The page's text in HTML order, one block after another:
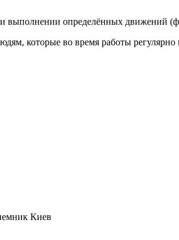
выполнении определённых движений
которые во время работы
Киев